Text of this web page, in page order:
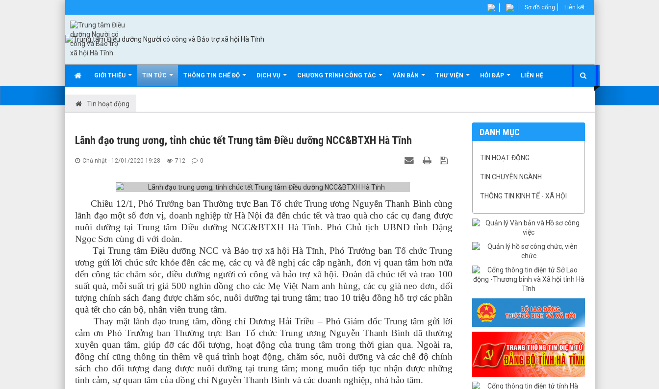
GIỚI THIỆU TIN TỨC THÔNG TIN CHẾ ĐỘ DỊCH VỤ CHƯƠNG TRÌNH CÔNG TÁC VĂN BẢN THƯ VIỆN HỎI ĐÁP LIÊN HỆ
Sơ đồ cổng Liên kết
Tin hoạt động
Lãnh đạo trung ương, tỉnh chúc tết Trung tâm Điều dưỡng NCC&BTXH Hà Tĩnh
Chủ nhật - 12/01/2020 19:28 712 0
Chiều 12/1, Phó Trưởng ban Thường trực Ban Tổ chức Trung ương Nguyễn Thanh Bình cùng
lãnh đạo một số đơn vị, doanh nghiệp từ Hà Nội đã đến chúc tết và trao quà cho các cụ đang được
nuôi dưỡng tại Trung tâm Điều dưỡng NCC&BTXH Hà Tĩnh. Phó Chủ tịch UBND tỉnh Đặng
Ngọc Sơn cùng đi với đoàn.
Tại Trung tâm Điều dưỡng NCC và Bảo trợ xã hội Hà Tĩnh, Phó Trưởng ban Tổ chức Trung
ương gửi lời chúc sức khỏe đến các mẹ, các cụ và đề nghị các cấp ngành, đơn vị quan tâm hơn nữa
đến công tác chăm sóc, điều dưỡng người có công và bảo trợ xã hội. Đoàn đã chúc tết và trao 100
suất quà, mỗi suất trị giá 500 nghìn đồng cho các Mẹ Việt Nam anh hùng, các cụ già neo đơn, đối
tượng chính sách đang được chăm sóc, nuôi dưỡng tại trung tâm; trao 10 triệu đồng hỗ trợ các phần
quà tết cho cán bộ, nhân viên trung tâm.
Thay mặt lãnh đạo trung tâm, đồng chí Dương Hải Triều – Phó Giám đốc Trung tâm gửi lời
cảm ơn Phó Trưởng ban Thường trực Ban Tổ chức Trung ương Nguyễn Thanh Bình đã thường
xuyên quan tâm, giúp đỡ các đối tượng, hoạt động của trung tâm trong thời gian qua. Ngoài ra,
đồng chí cũng thông tin thêm về quá trình hoạt động, chăm sóc, nuôi dưỡng và các chế độ chính
sách cho đối tượng đang được nuôi dưỡng tại trung tâm; mong muốn tiếp tục nhận được những
tình cảm, sự quan tâm của đồng chí Nguyễn Thanh Bình và các doanh nghiệp, nhà hảo tâm.
DANH MỤC
TIN HOẠT ĐỘNG
TIN CHUYÊN NGÀNH
THÔNG TIN KINH TẾ - XÃ HỘI